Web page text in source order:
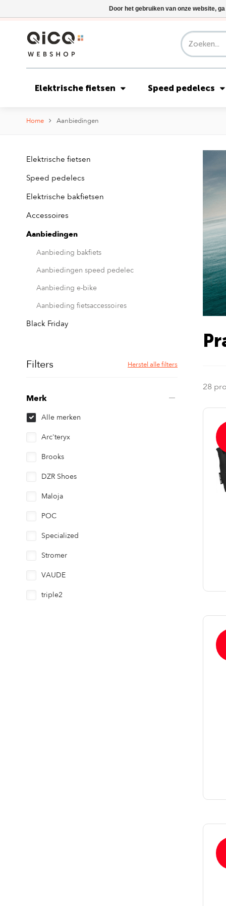
Elektrische fietsen Speed pedelecs
Home Aanbiedingen
Elektrische fietsen
Speed pedelecs
Elektrische bakfietsen
Accessoires
Aanbiedingen
Aanbieding bakfiets
Aanbiedingen speed pedelec
Aanbieding e-bike
Aanbieding fietsaccessoires
Black Friday
Filters Herstel alle filters
Merk
Alle merken
Arc'teryx
Brooks
DZR Shoes
Maloja
POC
Specialized
Stromer
VAUDE
triple2
28
Door het gebruiken van onze website,